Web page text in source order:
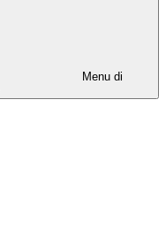
Menu di